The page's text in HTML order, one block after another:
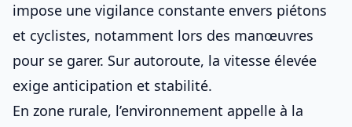
impose une vigilance constante envers piétons
et cyclistes, notamment lors des manœuvres
pour se garer. Sur autoroute, la vitesse élevée
exige anticipation et stabilité.
En zone rurale, l’environnement appelle à la